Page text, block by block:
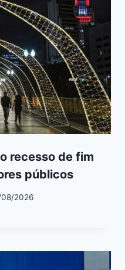
recesso de fim
públicos
2026